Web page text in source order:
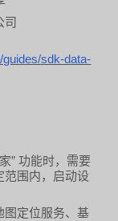
司
guides/sdk-data-
”功能时，需要
范围内，启动设
图定位服务、基